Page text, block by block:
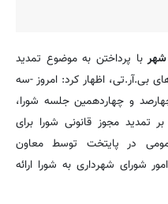
شهربا پرداختن به موضوع تمدید
بی‌.آر.تی، اظهار کرد: امروز -سه
همزمان با چهارصد و چهاردهمین جلسه شورا،
تمدید مجوز قانونی شورا برای
در پایتخت توسط معاون
شورای شهرداری به شورا ارائه